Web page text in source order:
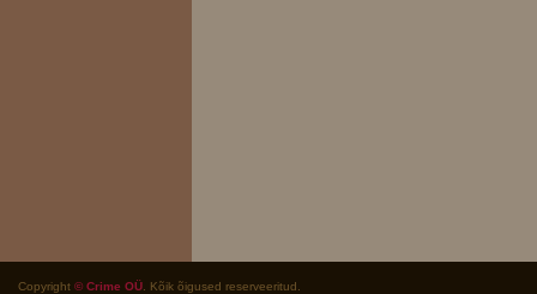
Copyright © Crime OÜ . Kõik õigused reserveeritud.